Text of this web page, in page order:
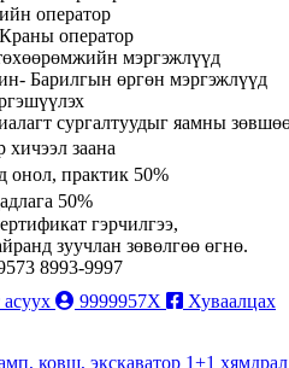
оператор
оператор
мэргэжлүүд
Барилгын өргөн мэргэжлүүд
сургалтуудыг яамны
заана
онол, практик 50%
50%
гэрчилгээ,
зуучлан зөвөлгөө өгнө.
8993-9997
9999957X
Хуваалцах